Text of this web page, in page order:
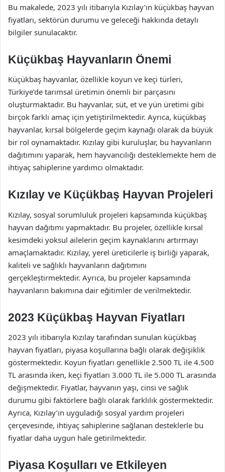
Bu makalede, 2023 yılı itibarıyla Kızılay’ın küçükbaş hayvan
fiyatları, sektörün durumu ve geleceği hakkında detaylı
bilgiler sunulacaktır.
Küçükbaş Hayvanların Önemi
Küçükbaş hayvanlar, özellikle koyun ve keçi türleri,
Türkiye’de tarımsal üretimin önemli bir parçasını
oluşturmaktadır. Bu hayvanlar, süt, et ve yün üretimi gibi
birçok farklı amaç için yetiştirilmektedir. Ayrıca, küçükbaş
hayvanlar, kırsal bölgelerde geçim kaynağı olarak da büyük
bir rol oynamaktadır. Kızılay gibi kuruluşlar, bu hayvanların
dağıtımını yaparak, hem hayvancılığı desteklemekte hem de
ihtiyaç sahiplerine yardımcı olmaktadır.
Kızılay ve Küçükbaş Hayvan Projeleri
Kızılay, sosyal sorumluluk projeleri kapsamında küçükbaş
hayvan dağıtımı yapmaktadır. Bu projeler, özellikle kırsal
kesimdeki yoksul ailelerin geçim kaynaklarını artırmayı
amaçlamaktadır. Kızılay, yerel üreticilerle iş birliği yaparak,
kaliteli ve sağlıklı hayvanların dağıtımını
gerçekleştirmektedir. Ayrıca, bu projeler kapsamında
hayvanların bakımına dair eğitimler de verilmektedir.
2023 Küçükbaş Hayvan Fiyatları
2023 yılı itibarıyla Kızılay tarafından sunulan küçükbaş
hayvan fiyatları, piyasa koşullarına bağlı olarak değişiklik
göstermektedir. Koyun fiyatları genellikle 2.500 TL ile 4.500
TL arasında iken, keçi fiyatları 3.000 TL ile 5.000 TL arasında
değişmektedir. Fiyatlar, hayvanın yaşı, cinsi ve sağlık
durumu gibi faktörlere bağlı olarak farklılık göstermektedir.
Ayrıca, Kızılay’ın uyguladığı sosyal yardım projeleri
çerçevesinde, ihtiyaç sahiplerine sağlanan desteklerle bu
fiyatlar daha uygun hale getirilmektedir.
Piyasa Koşulları ve Etkileyen